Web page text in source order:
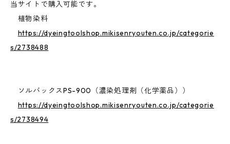
当サイトで購入可能です。
植物染料
https://dyeingtoolshop.mikisenryouten.co.jp/categorie
s/2738488
ソルバックスPS-900（濃染処理剤（化学薬品））
https://dyeingtoolshop.mikisenryouten.co.jp/categorie
s/2738494